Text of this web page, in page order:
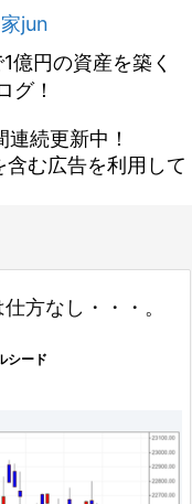
jun
億円の資産を築く
グ！
続更新中！
む広告を利用して
方なし・・・。
シード